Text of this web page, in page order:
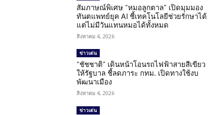
สัมภาษณ์พิเศษ “หมอลูกตาล” เปิดมุมมอง
ทันตแพทย์ยุค AI ชี้เทคโนโลยีช่วยรักษาได้
แต่ไม่มีวันแทนหมอได้ทั้งหมด
สิงหาคม 4, 2026
ข่าวเด่น
“ชัชชาติ” เดินหน้าโอนรถไฟฟ้าสายสีเขียว
ให้รัฐบาล ชี้ลดภาระ กทม. เปิดทางใช้งบ
พัฒนาเมือง
สิงหาคม 4, 2026
ข่าวเด่น